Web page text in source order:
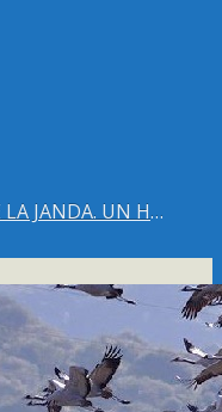
Exposición «LA LAGUNA DE LA JANDA. UN HUMEDAL QUE DEBEMOS RECUPERAR»